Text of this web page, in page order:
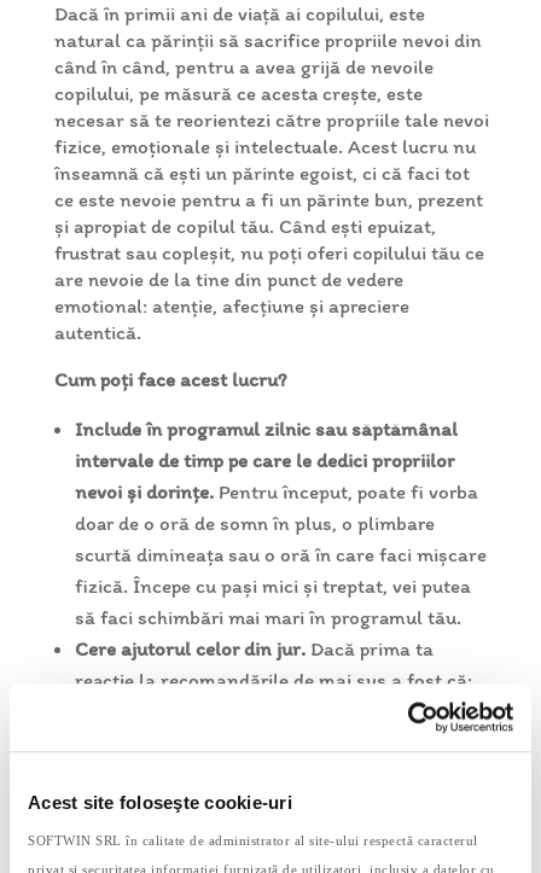
Acest site foloseşte cookie-uri
SOFTWIN SRL în calitate de administrator al site-ului respectă caracterul
privat și securitatea informației furnizată de utilizatori, inclusiv a datelor cu
Dacă în primii ani de viață ai copilului, este
natural ca părinții să sacrifice propriile nevoi din
când în când, pentru a avea grijă de nevoile
copilului, pe măsură ce acesta crește, este
necesar să te reorientezi către propriile tale nevoi
fizice, emoționale și intelectuale. Acest lucru nu
înseamnă că ești un părinte egoist, ci că faci tot
ce este nevoie pentru a fi un părinte bun, prezent
și apropiat de copilul tău. Când ești epuizat,
frustrat sau copleșit, nu poți oferi copilului tău ce
are nevoie de la tine din punct de vedere
emotional: atenție, afecțiune și apreciere
autentică.
Cum poți face acest lucru?
Include în programul zilnic sau săptămânal
intervale de timp pe care le dedici propriilor
nevoi și dorințe. Pentru început, poate fi vorba
doar de o oră de somn în plus, o plimbare
scurtă dimineața sau o oră în care faci mișcare
fizică. Începe cu pași mici și treptat, vei putea
să faci schimbări mai mari în programul tău.
Cere ajutorul celor din jur.Dacă prima ta
reacție la recomandările de mai sus a fost că:
„Nu am timp nici să mă gândesc la așa ceva.”,
mamele ajung să își asume responsabilități
care le depășesc resursele de timp și energie,